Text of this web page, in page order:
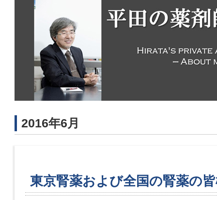
2016年6月
東京腎薬および全国の腎薬の